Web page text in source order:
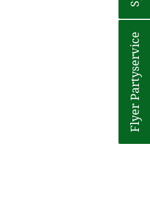
Flyer Partyservice